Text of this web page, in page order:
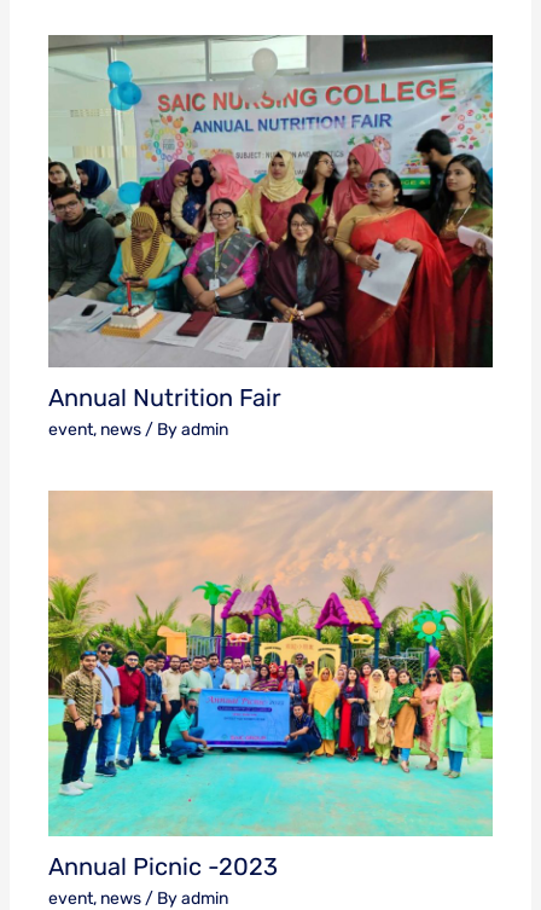
Annual Nutrition Fair
event, news/ Byadmin
Annual Picnic -2023
event, news/ Byadmin